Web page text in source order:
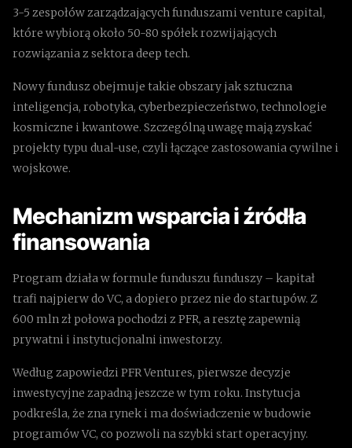
3-5 zespołów zarządzających funduszami venture capital,
które wybiorą około 50-80 spółek rozwijających
rozwiązania z sektora deep tech.
Nowy fundusz obejmuje takie obszary jak sztuczna
inteligencja, robotyka, cyberbezpieczeństwo, technologie
kosmiczne i kwantowe. Szczególną uwagę mają zyskać
projekty typu dual-use, czyli łączące zastosowania cywilne i
wojskowe.
Mechanizm wsparcia i źródła
finansowania
Program działa w formule funduszu funduszy – kapitał
trafi najpierw do VC, a dopiero przez nie do startupów. Z
600 mln zł połowa pochodzi z PFR, a resztę zapewnią
prywatni i instytucjonalni inwestorzy.
Według zapowiedzi PFR Ventures, pierwsze decyzje
inwestycyjne zapadną jeszcze w tym roku. Instytucja
podkreśla, że zna rynek i ma doświadczenie w budowie
programów VC, co pozwoli na szybki start operacyjny.